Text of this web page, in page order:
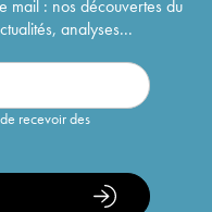
mail : nos découvertes du
analyses...
recevoir des